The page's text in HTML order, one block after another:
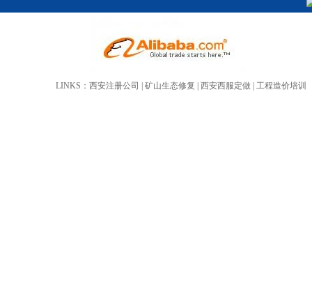
LINKS： 西安注册公司 矿山生态修复 西安西服定做 工程造价培训